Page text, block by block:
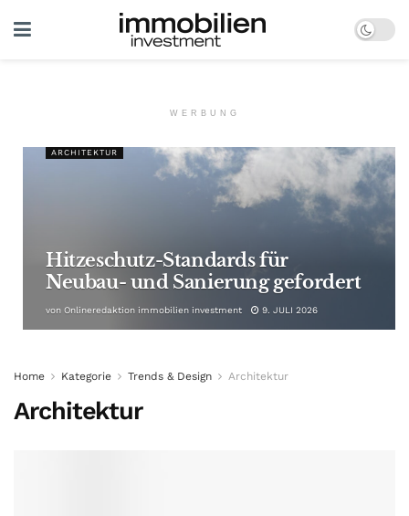
WERBUNG
ARCHITEKTUR
Hitzeschutz-Standards für
Neubau- und Sanierung gefordert
von Onlineredaktion immobilien investment 9. JULI 2026
Home Kategorie Trends & Design Architektur
Architektur